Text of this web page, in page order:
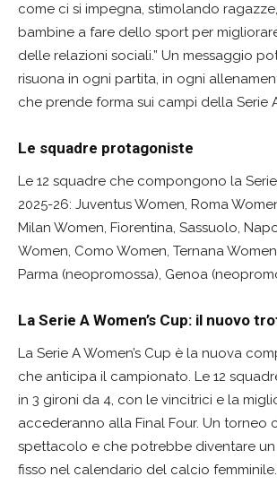
come ci si impegna, stimolando
bambine a fare dello sport per
delle relazioni sociali.” Un messaggio
risuona in ogni partita, in ogni
che prende forma sui campi della Serie
Le squadre protagoniste
Le 12 squadre che compongono la
2025-26: Juventus Women, Roma
Milan Women, Fiorentina, Sassuolo,
Women, Como Women, Ternana
Parma (neopromossa), Genoa
La Serie A Women’s Cup: il nuovo
La Serie A Women’s Cup è la nuova
che anticipa il campionato. Le 12
in 3 gironi da 4, con le vincitrici e la
accederanno alla Final Four. Un torneo
spettacolo e che potrebbe diventare
fisso nel calendario del calcio femminile.